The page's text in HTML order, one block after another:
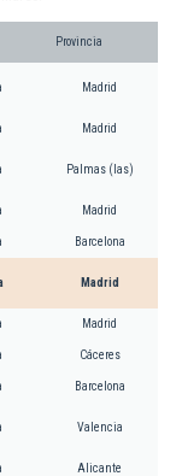
Provincia
Madrid
Madrid
Palmas (las)
Madrid
Barcelona
Madrid
Madrid
Cáceres
Barcelona
Valencia
Alicante